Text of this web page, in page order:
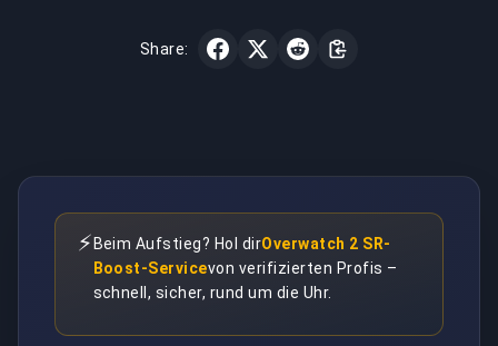
Share:
⚡ Beim Aufstieg? Hol dirOverwatch 2 SR-
Boost-Servicevon verifizierten Profis –
schnell, sicher, rund um die Uhr.